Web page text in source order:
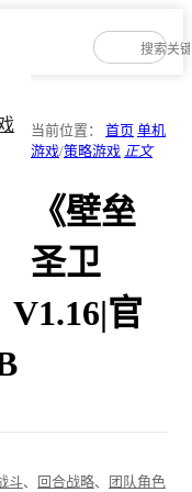
当前位置： 首页 单机
游戏/策略游戏 正文
《壁垒
圣卫
V1.16|官
斗、 回合战略、
团队角色